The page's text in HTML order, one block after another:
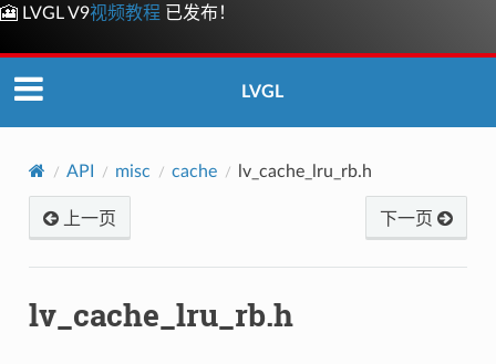
🎦 LVGL V9视频教程 已发布！
LVGL
API misc cache lv_cache_lru_rb.h
上一页 下一页
lv_cache_lru_rb.h